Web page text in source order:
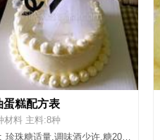
蛋糕配方表
材料 主料:8种
珍珠糖适量,调味酒少许,糖20克,糖粉少许,淡奶油200克,夹心水果适量,蛋糕胚体1个,插排适量